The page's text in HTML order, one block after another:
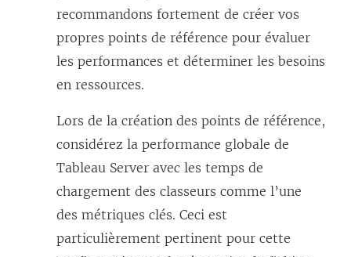
recommandons fortement de créer vos
propres points de référence pour évaluer
les performances et déterminer les besoins
en ressources.
Lors de la création des points de référence,
considérez la performance globale de
Tableau Server avec les temps de
chargement des classeurs comme l’une
des métriques clés. Ceci est
particulièrement pertinent pour cette